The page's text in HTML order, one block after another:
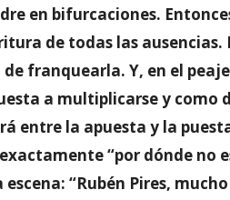
en bifurcaciones.
de todas las
franquearla. Y, en el
a multiplicarse y como
entre la apuesta y la
“por dónde no
“Rubén Pires,